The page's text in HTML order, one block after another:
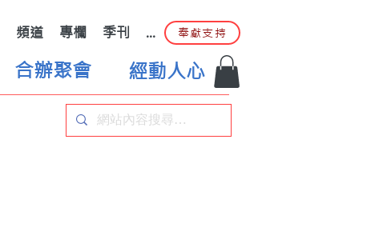
頻道 專欄 季刊 ... 奉獻支持
合辦聚會 經動人心